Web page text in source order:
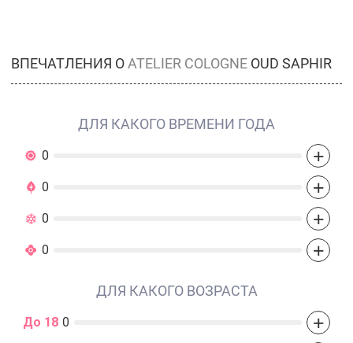
ВПЕЧАТЛЕНИЯ О ATELIER COLOGNE OUD SAPHIR
ДЛЯ КАКОГО ВРЕМЕНИ ГОДА
0 +
0 +
0 +
0 +
ДЛЯ КАКОГО ВОЗРАСТА
До 18 0 +